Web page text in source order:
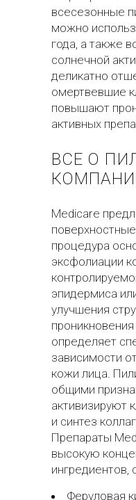
всесезонные
можно
года, а также
солнечной
деликатно
омертвевшие
повышают
активных
ВСЕ О
Medicare
процедура
эксфолиации
эпидермиса
улучшения
определяет
зависимости
кожи лица.
общими
активизируют
и синтез
Препараты
высокую
ингредиентов,
Феруловая